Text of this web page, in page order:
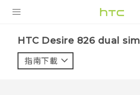
VIVE
HTC Desire 826 dual sim‎
指南下載